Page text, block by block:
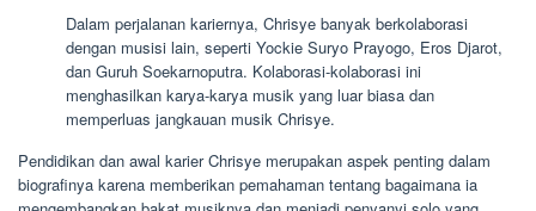
Dalam perjalanan kariernya, Chrisye banyak berkolaborasi
dengan musisi lain, seperti Yockie Suryo Prayogo, Eros Djarot,
dan Guruh Soekarnoputra. Kolaborasi-kolaborasi ini
menghasilkan karya-karya musik yang luar biasa dan
memperluas jangkauan musik Chrisye.
Pendidikan dan awal karier Chrisye merupakan aspek penting dalam
biografinya karena memberikan pemahaman tentang bagaimana ia